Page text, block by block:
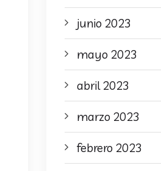
junio 2023
mayo 2023
abril 2023
marzo 2023
febrero 2023